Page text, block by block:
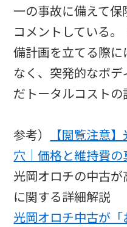
一の事故に備えて保
コメントしている
備計画を立てる際
なく、突発的なボ
だトータルコストの
参考）
【閲覧注意
穴｜価格と維持費
光岡オロチの中古
に関する詳細解説
光岡オロチ中古が